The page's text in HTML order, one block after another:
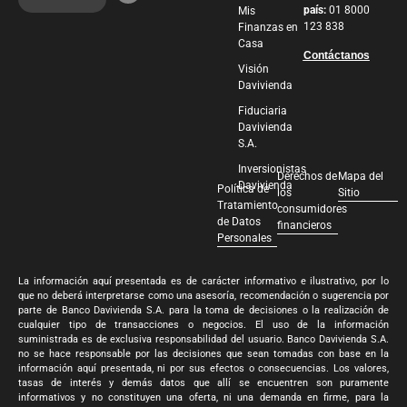
Mis
Finanzas en
Casa
Visión
Davivienda
Fiduciaria
Davivienda
S.A.
Inversionistas
Davivienda
país: 01 8000
123 838
Contáctanos
Política de
Tratamiento
de Datos
Personales
Derechos de
los
consumidores
financieros
Mapa del
Sitio
La información aquí presentada es de carácter informativo e ilustrativo, por lo
que no deberá interpretarse como una asesoría, recomendación o sugerencia por
parte de Banco Davivienda S.A. para la toma de decisiones o la realización de
cualquier tipo de transacciones o negocios. El uso de la información
suministrada es de exclusiva responsabilidad del usuario. Banco Davivienda S.A.
no se hace responsable por las decisiones que sean tomadas con base en la
información aquí presentada, ni por sus efectos o consecuencias. Los valores,
tasas de interés y demás datos que allí se encuentren son puramente
informativos y no constituyen una oferta, ni una demanda en firme, para la